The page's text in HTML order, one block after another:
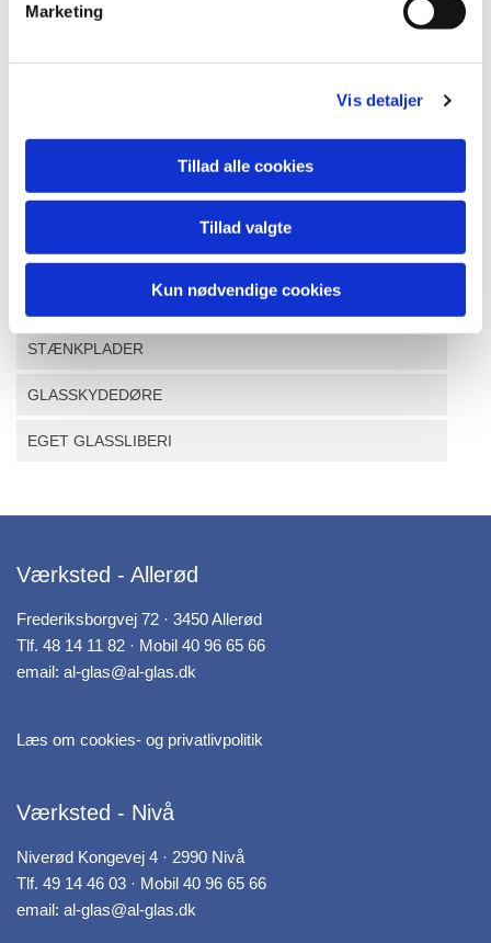
Marketing
Vis detaljer
Tillad alle cookies
Tillad valgte
Kun nødvendige cookies
GLASVÆRN
BRUSELÅGER / GLASVÆGGE
INDRAMNING
STÆNKPLADER
GLASSKYDEDØRE
EGET GLASSLIBERI
Værksted - Allerød
Frederiksborgvej 72 · 3450 Allerød
Tlf. 48 14 11 82 · Mobil 40 96 65 66
email: al-glas@al-glas.dk
Læs om cookies- og privatlivpolitik
Værksted - Nivå
Niverød Kongevej 4 · 2990 Nivå
Tlf. 49 14 46 03 · Mobil 40 96 65 66
email: al-glas@al-glas.dk